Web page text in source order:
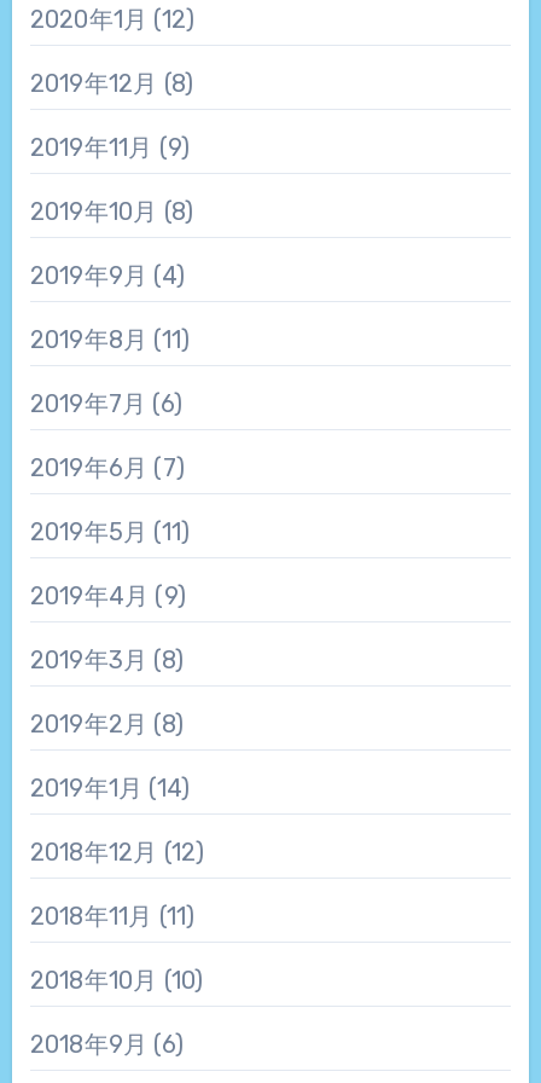
2020年1月 (12)
2019年12月 (8)
2019年11月 (9)
2019年10月 (8)
2019年9月 (4)
2019年8月 (11)
2019年7月 (6)
2019年6月 (7)
2019年5月 (11)
2019年4月 (9)
2019年3月 (8)
2019年2月 (8)
2019年1月 (14)
2018年12月 (12)
2018年11月 (11)
2018年10月 (10)
2018年9月 (6)